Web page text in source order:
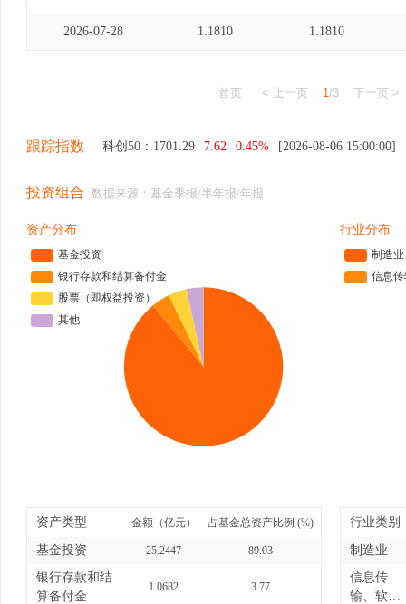
2026-07-28 1.1810 1.1810
首页 < 上一页 1/3 下一页 >
跟踪指数 科创50： 1701.29 7.62 0.45% [2026-08-06 15:00:00]
投资组合 数据来源：基金季报/半年报/年报
资产分布
资产类型 金额（亿元） 占基金总资产比例 (%)
基金投资 25.2447 89.03
银行存款和结
算备付金
1.0682 3.77
行业分布
行业类别
制造业
信息传
输、软件